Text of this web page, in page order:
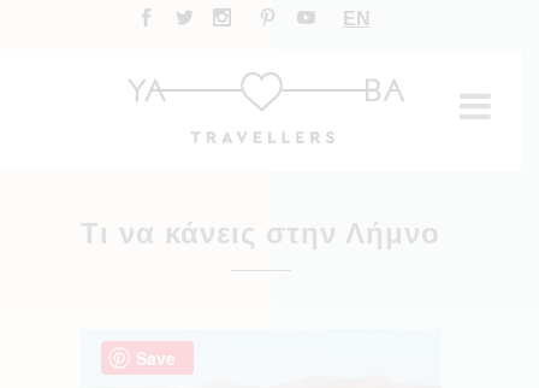
EN
Τι να κάνεις στην Λήμνο
Save